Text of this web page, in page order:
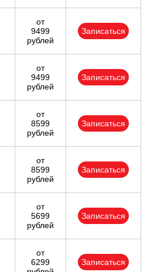
от
9499
рублей
Записаться
от
9499
рублей
Записаться
от
8599
рублей
Записаться
от
8599
рублей
Записаться
от
5699
рублей
Записаться
от
6299
Записаться